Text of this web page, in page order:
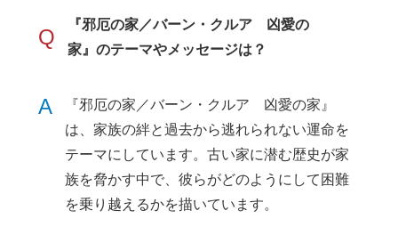
Q
『邪厄の家／バーン・クルア 凶愛の
家』のテーマやメッセージは？
A
『邪厄の家／バーン・クルア 凶愛の家』
は、家族の絆と過去から逃れられない運命を
テーマにしています。古い家に潜む歴史が家
族を脅かす中で、彼らがどのようにして困難
を乗り越えるかを描いています。